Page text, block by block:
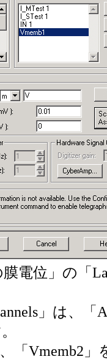
電位」の「
」は、「
、「Vmemb2